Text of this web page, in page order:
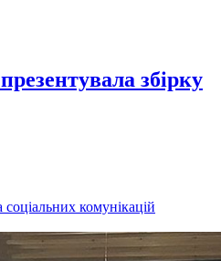
збірку
соціальних комунікацій